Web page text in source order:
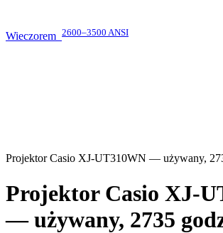
Wieczorem 2600–3500 ANSI
Projektor Casio XJ-UT310WN — używany,
Projektor Casio XJ-
— używany, 2735